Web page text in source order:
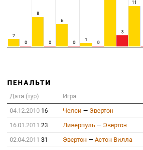
2
0
8
0
6
0
1
0
3
11
ПЕНАЛЬТИ
Дата (тур) Игра
04.12.2010 16 Челси — Эвертон
16.01.2011 23 Ливерпуль — Эвертон
02.04.2011 31 Эвертон — Астон Вилла